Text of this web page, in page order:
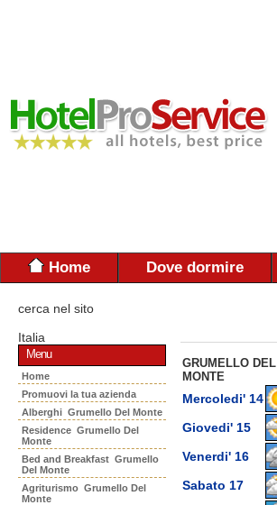
Home Dove dormire
cerca nel sito
Italia
Menu
Home
Promuovi la tua azienda
Alberghi Grumello Del Monte
Residence Grumello Del
Monte
Bed and Breakfast Grumello
Del Monte
Agriturismo Grumello Del
Monte
GRUMELLO DEL
MONTE
Mercoledi' 14
Giovedi' 15
Venerdi' 16
Sabato 17